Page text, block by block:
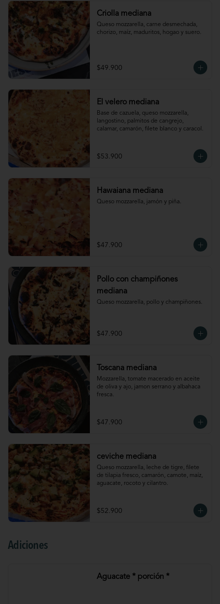
Criolla mediana
Queso mozzarella, carne desmechada,
chorizo, maíz, maduritos, hogao y suero.
$49.900
El velero mediana
Base de cazuela, queso mozzarella,
langostino, palmitos de cangrejo,
calamar, camarón, filete blanco y caracol.
$53.900
Hawaiana mediana
Queso mozzarella, jamón y piña.
$47.900
Pollo con champiñones
mediana
Queso mozzarella, pollo y champiñones.
$47.900
Toscana mediana
Mozzarella, tomate macerado en aceite
de oliva y ajo, jamon serrano y albahaca
fresca.
$47.900
ceviche mediana
Queso mozzarella, leche de tigre, filete
de tilapia fresco, camarón, camote, maíz,
aguacate, rocoto y cilantro.
$52.900
Adiciones
Aguacate * porción *